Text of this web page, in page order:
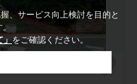
、サービス向上検討を目的と
。
をご確認ください。